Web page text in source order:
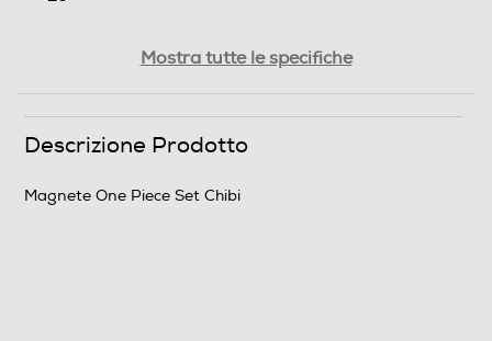
Informazioni sulla sicurezza del prodotto
Clicca qui
Mostra tutte le specifiche
Descrizione Prodotto
Magnete One Piece Set Chibi